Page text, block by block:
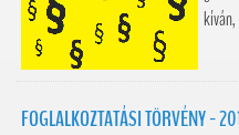
FOGLALKOZTATÁSI TÖRVÉNY -